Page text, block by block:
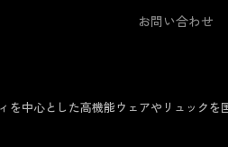
お問い合わせ
中心とした高機能ウェアやリュックを